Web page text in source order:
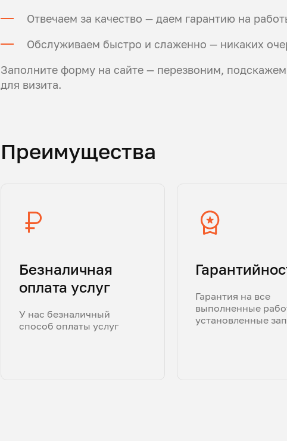
Отвечаем за качество — даем гарантию на
Обслуживаем быстро и слаженно — никаких
Заполните форму на сайте — перезвоним,
для визита.
Преимущества
Безналичная
оплата услуг
У нас безналичный
способ оплаты услуг
Гарантия на все
выполненные
установленные